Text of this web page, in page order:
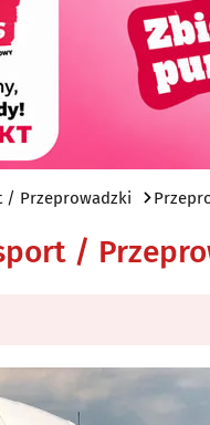
/ Przeprowadzki
/